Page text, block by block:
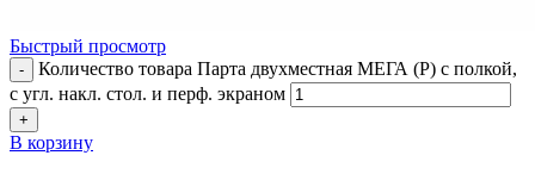
Быстрый просмотр
-
Количество товара Парта двухместная МЕГА (Р) с полкой,
с угл. накл. стол. и перф. экраном
+
В корзину